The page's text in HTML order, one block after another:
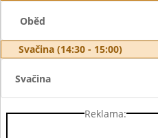
Oběd
Svačina (14:30 - 15:00)
Svačina
Reklama: